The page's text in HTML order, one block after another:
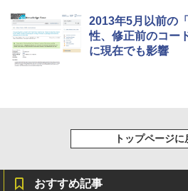
2013年5月以前の
性、修正前のコー
に現在でも影響
トップページに
おすすめ記事